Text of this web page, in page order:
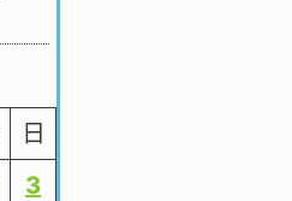
日
3